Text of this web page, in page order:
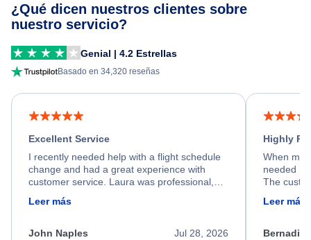
¿Qué dicen nuestros clientes sobre
nuestro servicio?
Genial | 4.2 Estrellas
Basado en 34,320 reseñas
Excellent Service
I recently needed help with a flight schedule
change and had a great experience with
customer service. Laura was professional,
friendly, and very helpful throughout the
process. She quickly found a solution and
appreciate her excellent service.
Leer más
Jul 28, 2026
John Naples
Highly
When my
needed
The
calm,
Leer más